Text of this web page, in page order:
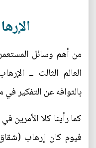
من أهم وسائل
العالم الثالث ــ
بالتوافه عن التفكير
كما رأينا كلا الأمرين
فيوم كان إرهاب